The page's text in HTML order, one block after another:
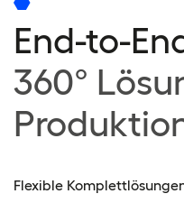
End-to-
360°
Flexible